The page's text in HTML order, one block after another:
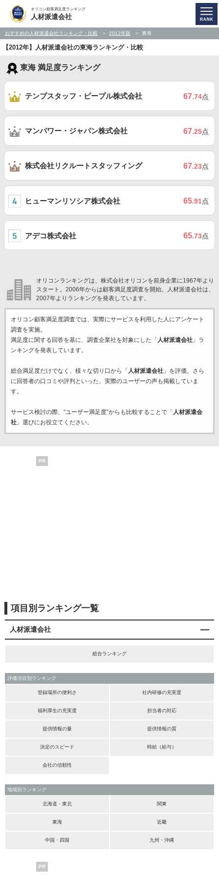
オリコン顧客満足度ランキング
人材派遣会社
おすすめの人材派遣会社ランキング・比較 2012年版 東海
【2012年】人材派遣会社の東海ランキング・比較
東海 満足度ランキング
テンプスタッフ・ピープル株式会社 67.74点
マンパワー・ジャパン株式会社 67.25点
株式会社リクルートスタッフィング 67.23点
ヒューマンリソシア株式会社 65.91点
アデコ株式会社 65.73点
オリコンランキングは、株式会社オリコンを前身企業に1967年より
スタート。2006年からは顧客満足度調査を開始。人材派遣会社は、
2007年よりランキングを発表しています。
オリコン顧客満足度調査では、実際にサービスを利用した 人にアンケート
調査を実施。
満足度に関する回答を基に、調査企業社を対象にした「 人材派遣会社」ラ
ンキングを発表しています。
総合満足度だけでなく、様々な切り口から「 人材派遣会社」を評価。さら
に回答者の口コミや評判といった、実際のユーザーの声も掲載していま
す。
サービス検討の際、“ユーザー満足度”からも比較することで「 人材派遣会
社」選びにお役立てください。
PR
項目別ランキング一覧
人材派遣会社
総合ランキング
評価項目別ランキング
登録場所の便利さ 社内研修の充実度
福利厚生の充実度 担当者の対応
提供情報の量 提供情報の質
決定のスピード 時給（給与）
会社の信頼性
地域別ランキング
北海道・東北 関東
東海 近畿
中国・四国 九州・沖縄
PR